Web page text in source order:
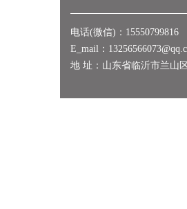
电话(微信)：15550799816
E_mail：
地 址：山东省临沂市兰山